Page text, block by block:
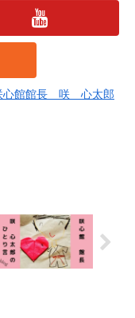
心館館長 咲 心太郎